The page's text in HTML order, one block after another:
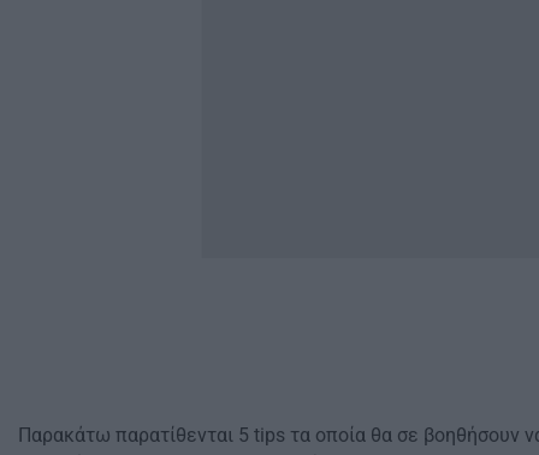
Παρακάτω παρατίθενται 5 tips τα οποία θα σε βοηθήσουν